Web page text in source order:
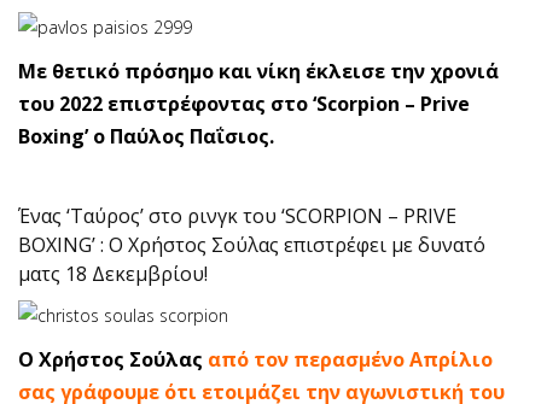
Με θετικό πρόσημο και νίκη έκλεισε την χρονιά
του 2022 επιστρέφοντας στο ‘Scorpion – Prive
Boxing’ ο Παύλος Παΐσιος.
Ένας ‘Ταύρος’ στο ρινγκ του ‘SCORPION – PRIVE
BOXING’ : Ο Χρήστος Σούλας επιστρέφει με δυνατό
ματς 18 Δεκεμβρίου!
Ο Χρήστος Σούλας από τον περασμένο Απρίλιο
σας γράφουμε ότι ετοιμάζει την αγωνιστική του